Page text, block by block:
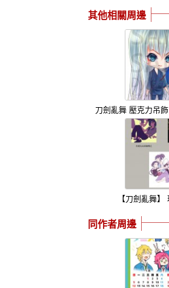
其他相關周邊
刀劍亂舞 壓克力吊
【刀劍亂舞
同作者周邊